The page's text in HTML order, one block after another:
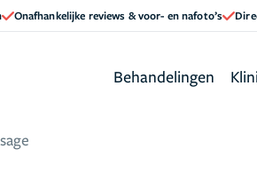
Onafhankelijke reviews & voor- en nafoto’s
Behandelingen